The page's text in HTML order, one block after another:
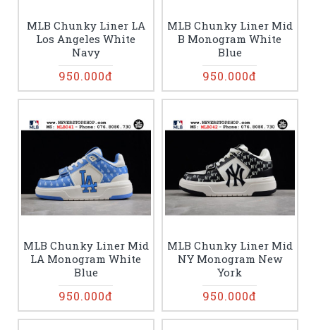
MLB Chunky Liner LA
Los Angeles White
Navy
950.000đ
MLB Chunky Liner Mid
B Monogram White
Blue
950.000đ
MLB Chunky Liner Mid
LA Monogram White
Blue
950.000đ
MLB Chunky Liner Mid
NY Monogram New
York
950.000đ